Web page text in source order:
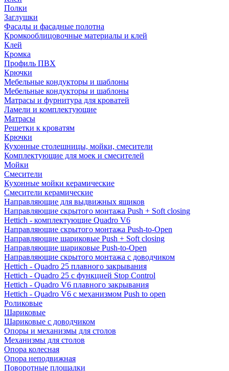
Полки
Заглушки
Фасады и фасадные полотна
Кромкооблицовочные материалы и клей
Клей
Кромка
Профиль ПВХ
Крючки
Мебельные кондукторы и шаблоны
Мебельные кондукторы и шаблоны
Матрасы и фурнитура для кроватей
Ламели и комплектующие
Матрасы
Решетки к кроватям
Крючки
Кухонные столешницы, мойки, смесители
Комплектующие для моек и смесителей
Мойки
Смесители
Кухонные мойки керамические
Смесители керамические
Направляющие для выдвижных ящиков
Направляющие скрытого монтажа Push + Soft closing
Hettich - комплектующие Quadro V6
Направляющие скрытого монтажа Push-to-Open
Направляющие шариковые Push + Soft closing
Направляющие шариковые Push-to-Open
Направляющие скрытого монтажа с доводчиком
Hettich - Quadro 25 плавного закрывания
Hettich - Quadro 25 с функцией Stop Control
Hettich - Quadro V6 плавного закрывания
Hettich - Quadro V6 с механизмом Push to open
Роликовые
Шариковые
Шариковые с доводчиком
Опоры и механизмы для столов
Механизмы для столов
Опора колесная
Опора неподвижная
Поворотные площадки